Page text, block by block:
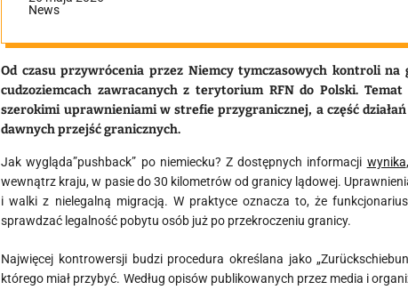
News
Od czasu przywrócenia przez Niemcy tymczasowych kontroli
cudzoziemcach zawracanych z terytorium RFN do Polski.
szerokimi uprawnieniami w strefie przygranicznej, a część
dawnych przejść granicznych.
Jak wygląda”pushback” po niemiecku? Z dostępnych informacji wynika
wewnątrz kraju, w pasie do 30 kilometrów od granicy lądowej.
i walki z nielegalną migracją. W praktyce oznacza to, że
sprawdzać legalność pobytu osób już po przekroczeniu granicy.
Najwięcej kontrowersji budzi procedura określana jako
którego miał przybyć. Według opisów publikowanych przez media i